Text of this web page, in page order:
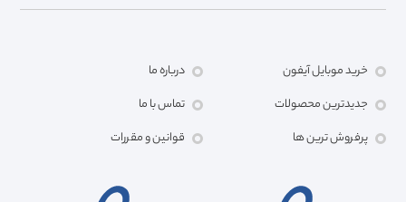
خرید موبایل آیفون
جدیدترین محصولات
پرفروش ترین ها
درباره ما
تماس با ما
قوانین و مقررات